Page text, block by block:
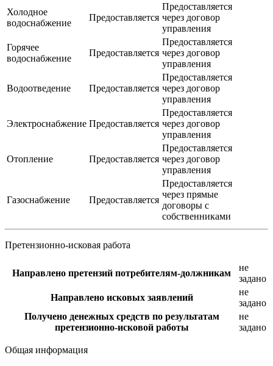
Холодное
водоснабжение
Предоставляется
Предоставляется
через договор
управления
Горячее
водоснабжение
Предоставляется
Предоставляется
через договор
управления
Водоотведение Предоставляется
Предоставляется
через договор
управления
Электроснабжение Предоставляется
Предоставляется
через договор
управления
Отопление Предоставляется
Предоставляется
через договор
управления
Газоснабжение Предоставляется
Предоставляется
через прямые
договоры с
собственниками
Претензионно-исковая работа
Направлено претензий потребителям-должникам
не
задано
Направлено исковых заявлений
не
задано
Получено денежных средств по результатам
претензионно-исковой работы
не
задано
Общая информация